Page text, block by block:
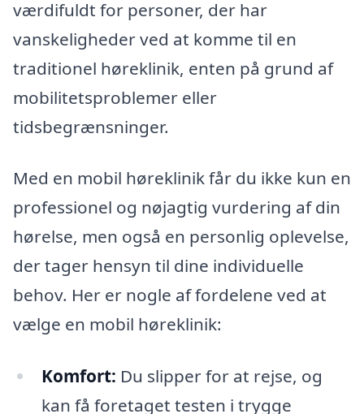
værdifuldt for personer, der har
vanskeligheder ved at komme til en
traditionel høreklinik, enten på grund af
mobilitetsproblemer eller
tidsbegrænsninger.
Med en mobil høreklinik får du ikke kun en
professionel og nøjagtig vurdering af din
hørelse, men også en personlig oplevelse,
der tager hensyn til dine individuelle
behov. Her er nogle af fordelene ved at
vælge en mobil høreklinik:
Komfort: Du slipper for at rejse, og
kan få foretaget testen i trygge